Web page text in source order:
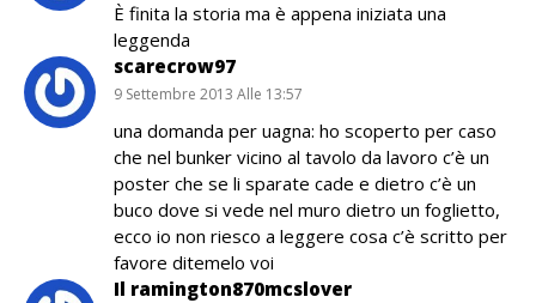
È finita la storia ma è appena iniziata una
leggenda
scarecrow97
9 Settembre 2013 Alle 13:57
una domanda per uagna: ho scoperto per caso
che nel bunker vicino al tavolo da lavoro c’è un
poster che se li sparate cade e dietro c’è un
buco dove si vede nel muro dietro un foglietto,
ecco io non riesco a leggere cosa c’è scritto per
favore ditemelo voi
Il ramington870mcslover